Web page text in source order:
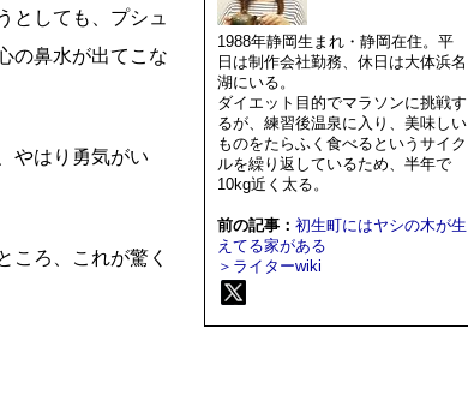
としても、プシュ
の鼻水が出てこな
やはり勇気がい
ころ、これが驚く
1988年静岡生まれ・静岡在住。平
日は制作会社勤務、休日は大体浜名
湖にいる。
ダイエット目的でマラソンに挑戦す
るが、練習後温泉に入り、美味しい
ものをたらふく食べるというサイク
ルを繰り返しているため、半年で
10kg近く太る。
前の記事： 初生町にはヤシの木が生
えてる家がある
＞ライターwiki